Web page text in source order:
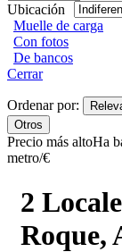
Ubicación
Muelle de carga
Con fotos
De bancos
Cerrar
Ordenar por:
Otros
Precio más altoHa
metro/€
2
Roque,